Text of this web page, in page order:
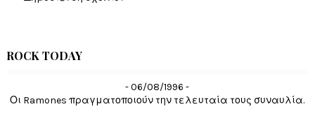
ROCK TODAY
- 06/08/1996 -
Οι Ramones πραγματοποιούν την τελευταία τους συναυλία.